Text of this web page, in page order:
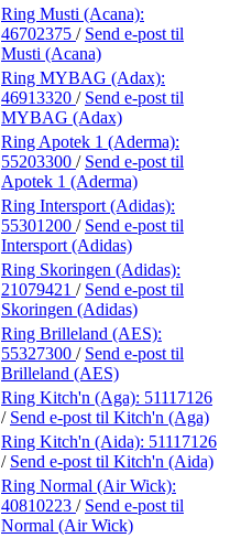
Ring Musti (Acana):
46702375 / Send e-post til
Musti (Acana)
Ring MYBAG (Adax):
46913320 / Send e-post til
MYBAG (Adax)
Ring Apotek 1 (Aderma):
55203300 / Send e-post til
Apotek 1 (Aderma)
Ring Intersport (Adidas):
55301200 / Send e-post til
Intersport (Adidas)
Ring Skoringen (Adidas):
21079421 / Send e-post til
Skoringen (Adidas)
Ring Brilleland (AES):
55327300 / Send e-post til
Brilleland (AES)
Ring Kitch'n (Aga): 51117126
/ Send e-post til Kitch'n (Aga)
Ring Kitch'n (Aida): 51117126
/ Send e-post til Kitch'n (Aida)
Ring Normal (Air Wick):
40810223 / Send e-post til
Normal (Air Wick)